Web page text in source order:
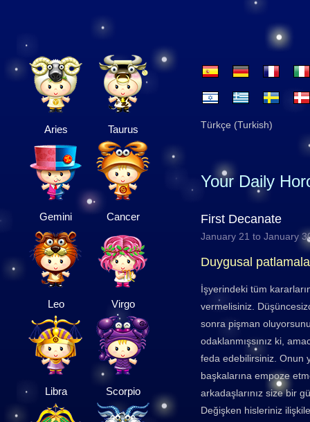
Aries Taurus
Gemini Cancer
Leo Virgo
Libra Scorpio
Türkçe (Turkish)
Your Daily
First Decanate
January 21 to January
Duygusal
İşyerindeki tüm
vermelisiniz.
sonra pişman
odaklanmışsınız ki,
feda edebilirsiniz. Onun
başkalarına empoze
arkadaşlarınız size bir
Değişken hisleriniz